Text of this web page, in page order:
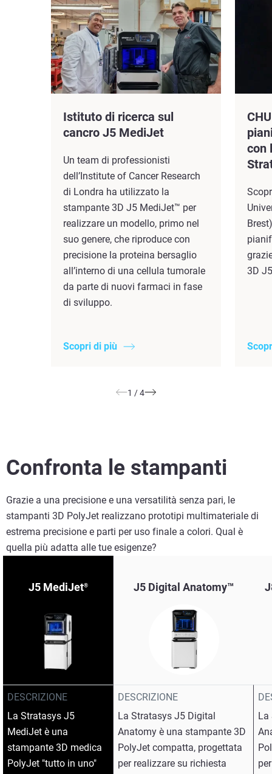
Istituto di ricerca sul
cancro J5 MediJet
Un team di professionisti
dell’Institute of Cancer Research
di Londra ha utilizzato la
stampante 3D J5 MediJet™ per
realizzare un modello, primo nel
suo genere, che riproduce con
precisione la proteina bersaglio
all’interno di una cellula tumorale
da parte di nuovi farmaci in fase
di sviluppo.
Scopri di più
con
3D
1 /4
Confronta le stampanti
Grazie a una precisione e una versatilità senza pari, le
stampanti 3D PolyJet realizzano prototipi multimateriale di
estrema precisione e parti per uso finale a colori. Qual è
quella più adatta alle tue esigenze?
J5 MediJet®
DESCRIZIONE
La Stratasys J5
MediJet è una
stampante 3D medica
PolyJet "tutto in uno"
J5 Digital Anatomy™
DESCRIZIONE
La Stratasys J5 Digital
Anatomy è una stampante 3D
PolyJet compatta, progettata
per realizzare su richiesta
La